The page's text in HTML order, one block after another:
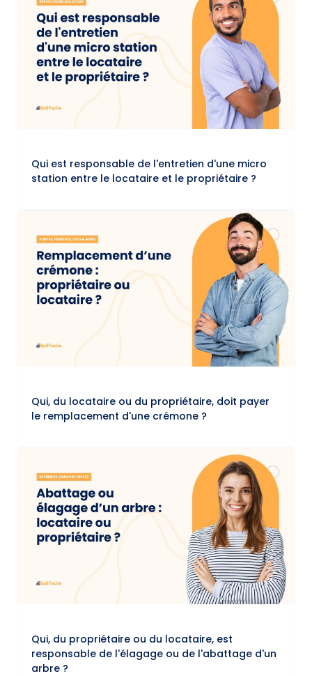
​Qui est responsable de l'entretien d'une micro
station entre le locataire et le propriétaire ?
Qui, du locataire ou du propriétaire, doit payer
le remplacement d'une crémone ?
Qui, du propriétaire ou du locataire, est
responsable de l'élagage ou de l'abattage d'un
arbre ?